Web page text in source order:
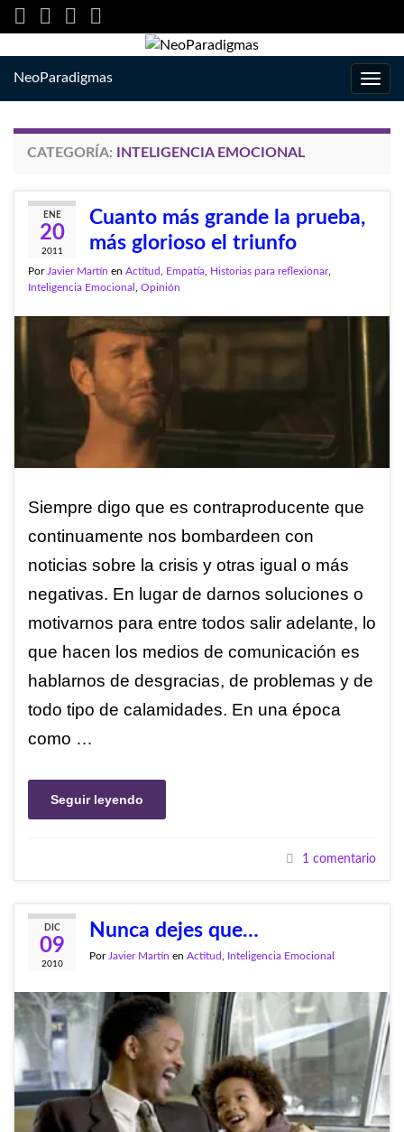
la
NeoParadigmas
CATEGORÍA: INTELIGENCIA EMOCIONAL
ENE
20
2011
Cuanto más grande la prueba,
más glorioso el triunfo
Por Javier Martín en Actitud Empatía Historias para reflexionar,
Inteligencia Emocional
Opinión
Siempre digo que es contraproducente que
continuamente nos bombardeen con
noticias sobre la crisis y otras igual o más
negativas. En lugar de darnos soluciones o
motivarnos para entre todos salir adelante, lo
que hacen los medios de comunicación es
hablarnos de desgracias, de problemas y de
todo tipo de calamidades. En una época
como …
Seguir leyendo
1 comentario
DIC
09
2010
Nunca dejes que…
Por Javier Martín en Actitud Inteligencia Emocional